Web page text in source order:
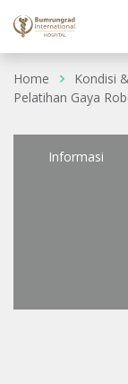
Home Kondisi
Pelatihan Gaya
Informasi